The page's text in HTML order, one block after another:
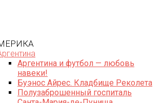
Аргентина и футбол — любовь
навеки!
Буэнос Айрес. Кладбище Реколета
Полузаброшенный госпиталь